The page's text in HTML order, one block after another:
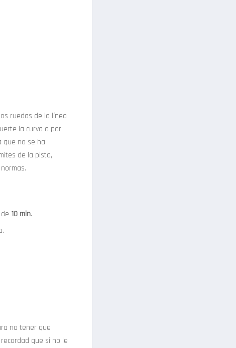
ruedas de la línea
la curva o por
que no se ha
de la pista,
10 min.
no tener que
que si no le